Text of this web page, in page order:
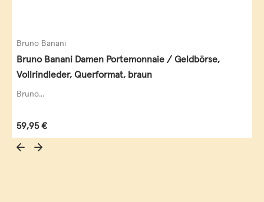
Bruno Banani
Bruno Banani Damen Portemonnaie / Geldbörse,
Vollrindleder, Querformat, braun
Bruno...
Regulärer Preis:
59,95 €